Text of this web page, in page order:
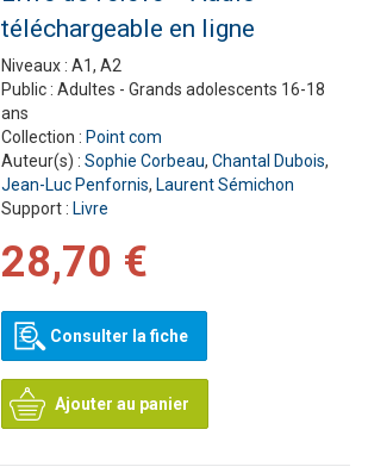
téléchargeable en ligne
Niveaux : A1, A2
Public : Adultes - Grands adolescents 16-18
ans
Collection : Point com
Auteur(s) : Sophie Corbeau, Chantal Dubois,
Jean-Luc Penfornis, Laurent Sémichon
Support : Livre
28,70 €
Consulter la fiche
Ajouter au panier